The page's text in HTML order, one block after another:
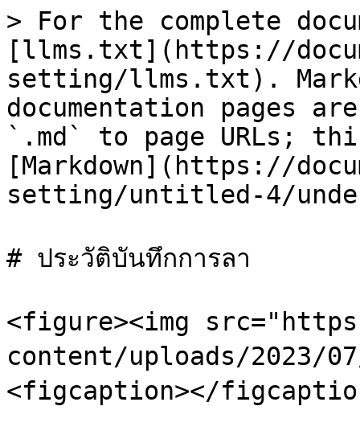
> For the complete
[llms.txt](https://
setting/llms.txt).
documentation pages
`.md` to page URLs;
[Markdown](https://
setting/untitled-4/
# ประวัติบันทึกการลา
<figure><img
content/uploads/2023/
<figcaption></